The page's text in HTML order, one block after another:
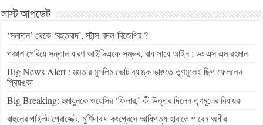
লাস্ট আপডেট
‘সনাতন’ থেকে ‘বহুতবাদ’, স্টান্স বদল বিজেপির ?
পঞ্চাশ পেরিয়ে সন্তান ধারণ আইভিএফে সম্ভব, বাধ সাধে আইন : ডঃ এস এম রহমান
Big News Alert : মমতার মুসলিম ভোট ব্যাঙ্ক ভাঙতে তৃণমূলেই ছিপ ফেললেন
প্রিয়ঙ্কা
Big Breaking: হুমায়ুনকে ওয়েসির ‘ফিলার,’ কী উত্তর দিলেন তৃণমূলের বিধায়ক
রাহুলের পাইলট প্রোজেক্ট, মুর্শিদাবাদ কংগ্রেসে আধিপত্য হারাতে পারেন অধীর